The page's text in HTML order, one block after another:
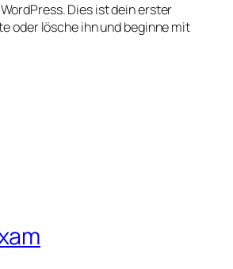
Dies ist dein erster
oder lösche ihn und beginne mit